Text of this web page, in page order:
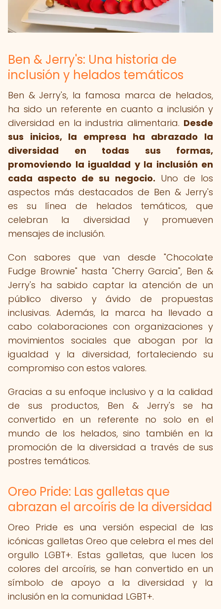
Ben & Jerry's: Una historia de
inclusión y helados temáticos
Ben & Jerry's, la famosa marca de helados,
ha sido un referente en cuanto a inclusión y
diversidad en la industria alimentaria. Desde
sus inicios, la empresa ha abrazado la
diversidad en todas sus formas,
promoviendo la igualdad y la inclusión en
cada aspecto de su negocio. Uno de los
aspectos más destacados de Ben & Jerry's
es su línea de helados temáticos, que
celebran la diversidad y promueven
mensajes de inclusión.
Con sabores que van desde "Chocolate
Fudge Brownie" hasta "Cherry Garcia", Ben &
Jerry's ha sabido captar la atención de un
público diverso y ávido de propuestas
inclusivas. Además, la marca ha llevado a
cabo colaboraciones con organizaciones y
movimientos sociales que abogan por la
igualdad y la diversidad, fortaleciendo su
compromiso con estos valores.
Gracias a su enfoque inclusivo y a la calidad
de sus productos, Ben & Jerry's se ha
convertido en un referente no solo en el
mundo de los helados, sino también en la
promoción de la diversidad a través de sus
postres temáticos.
Oreo Pride: Las galletas que
abrazan el arcoíris de la diversidad
Oreo Pride es una versión especial de las
icónicas galletas Oreo que celebra el mes del
orgullo LGBT+. Estas galletas, que lucen los
colores del arcoíris, se han convertido en un
símbolo de apoyo a la diversidad y la
inclusión en la comunidad LGBT+.